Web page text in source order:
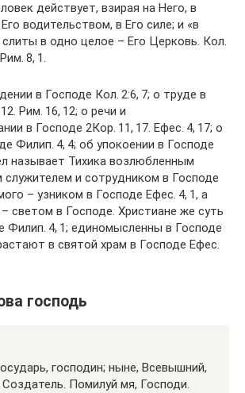
действует, взирая на Него, в
водительством, в Его силе; и «в
в одно целое – Его Церковь. Кол.
8, 1.
в Господе Кол. 2:6, 7; о труде в
Рим. 16, 12; о речи и
в Господе 2Кор. 11, 17. Ефес. 4, 17; о
Филип. 4, 4; об упокоении в Господе
называет Тихика возлюбленным
и сотрудником в Господе
– узником в Господе Ефес. 4, 1, а
светом в Господе. Христиане же суть
Филип. 4, 1; единомысленны в Господе
в святой храм в Господе Ефес.
господь
господин; ныне, Всевышний,
Помилуй мя, Господи.